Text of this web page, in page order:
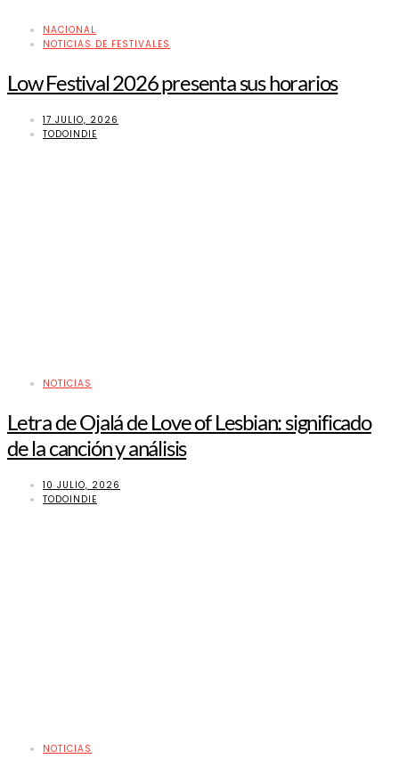
NACIONAL
NOTICIAS DE FESTIVALES
Low Festival 2026 presenta sus horarios
17 JULIO, 2026
TODOINDIE
NOTICIAS
Letra de Ojalá de Love of Lesbian: significado
de la canción y análisis
10 JULIO, 2026
TODOINDIE
NOTICIAS